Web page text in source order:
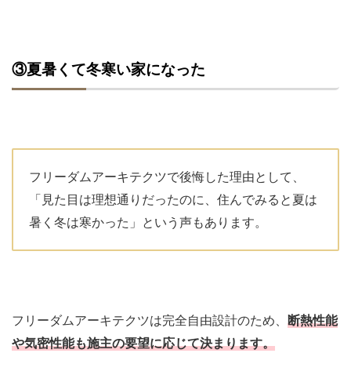
③夏暑くて冬寒い家になった
フリーダムアーキテクツで後悔した理由として、
「見た目は理想通りだったのに、住んでみると夏は
暑く冬は寒かった」という声もあります。
フリーダムアーキテクツは完全自由設計のため、 断熱性能
や気密性能も施主の要望に応じて決まります。